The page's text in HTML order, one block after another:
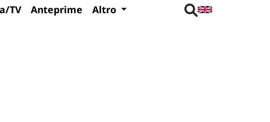
TV Anteprime Altro